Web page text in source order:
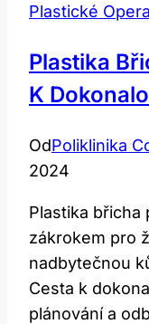
Plastické
Plastika
K
OdPoliklinika
2024
Plastika břicha
zákrokem pro
nadbytečnou
Cesta k
plánování a